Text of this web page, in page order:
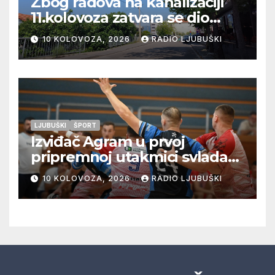
11.kolovoza zatvara se dio
ulice Petra Barbarića
10 KOLOVOZA, 2026 RADIO LJUBUŠKI
LJUBUŠKI ŠPORT
Izviđač Agram u prvoj
pripremnoj utakmici svladao
Metković Zalom 37:32
10 KOLOVOZA, 2026 RADIO LJUBUŠKI